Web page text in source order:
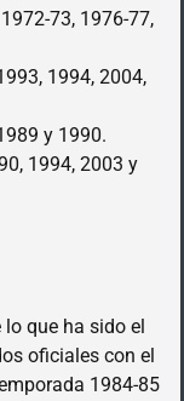
73, 1976-77,
1994, 2004,
y 1990.
1994, 2003 y
que ha sido el
oficiales con el
1984-85